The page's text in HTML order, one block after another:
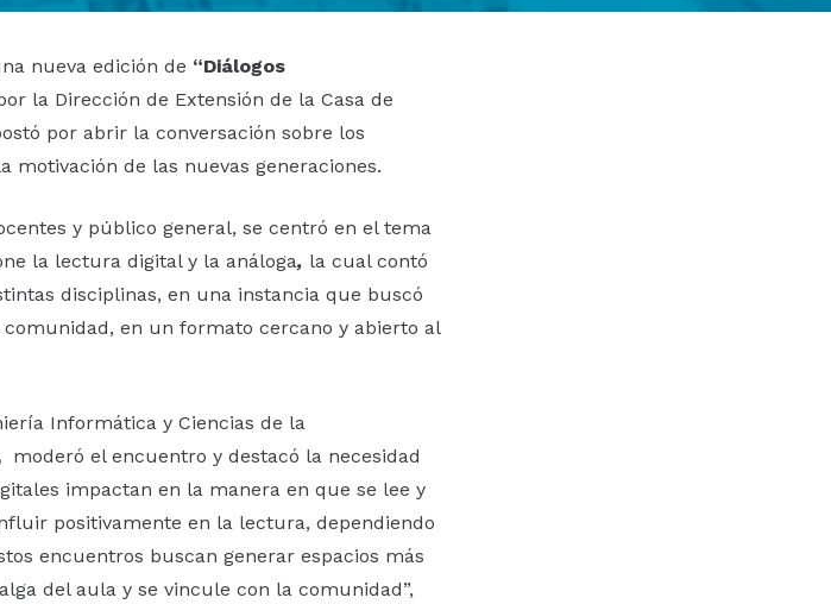
nueva edición de “Diálogos
la Dirección de Extensión de la Casa de
por abrir la conversación sobre los
de las nuevas generaciones.
y público general, se centró en el tema
la lectura digital y la análoga, la cual contó
disciplinas, en una instancia que buscó
en un formato cercano y abierto al
Informática y Ciencias de la
moderó el encuentro y destacó la necesidad
impactan en la manera en que se lee y
positivamente en la lectura, dependiendo
encuentros buscan generar espacios más
del aula y se vincule con la comunidad”,